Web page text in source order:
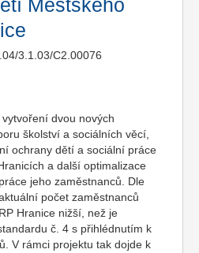
Městského
3.1.03/C2.00076
dvou nových
školství a sociálních věcí,
ochrany dětí a sociální práce
a další optimalizace
jeho zaměstnanců. Dle
počet zaměstnanců
Hranice nižší, než je
č. 4 s přihlédnutím k
V rámci projektu tak dojde k